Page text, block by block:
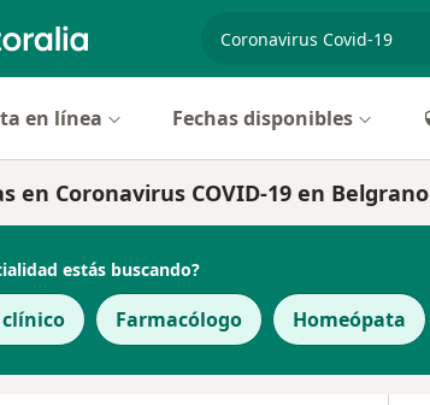
en línea Fechas disponibles
en Coronavirus COVID-19 en Belgrano
estás buscando?
Farmacólogo Homeópata